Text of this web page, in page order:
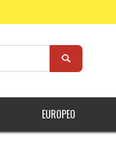
EUROPEO